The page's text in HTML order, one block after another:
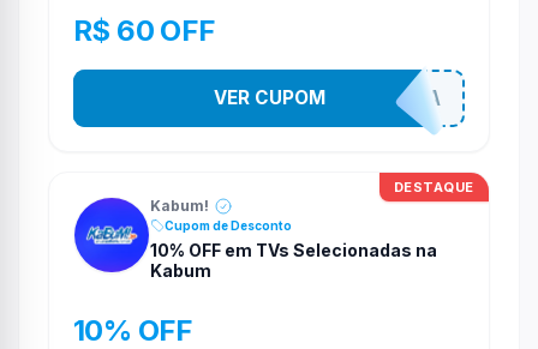
R$ 60 OFF
COMPRAJA
VER CUPOM
DESTAQUE
Kabum!
Cupom de Desconto
10% OFF em TVs Selecionadas na
Kabum
10% OFF